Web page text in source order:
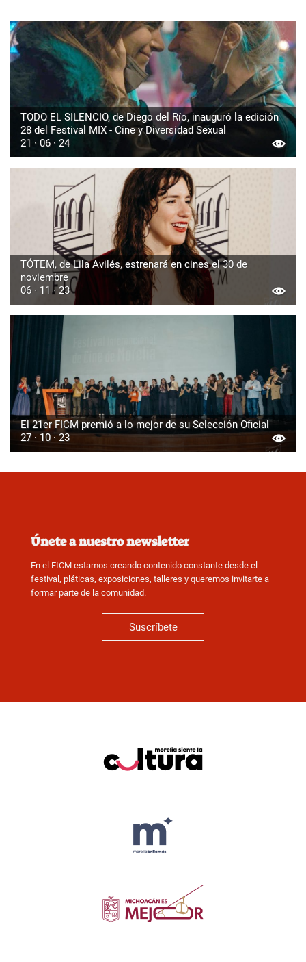
TODO EL SILENCIO, de Diego del Río, inauguró la edición
28 del Festival MIX - Cine y Diversidad Sexual
21 · 06 · 24
TÓTEM, de Lila Avilés, estrenará en cines el 30 de
noviembre
06 · 11 · 23
El 21er FICM premió a lo mejor de su Selección Oficial
27 · 10 · 23
Únete a nuestro newsletter
En el FICM estamos creando contenido constante desde el
festival, pláticas, exposiciones, talleres y queremos invitarte a
formar parte de la comunidad.
Suscríbete